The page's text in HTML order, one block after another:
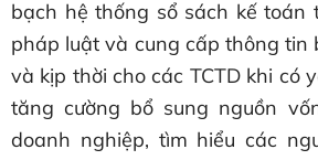
bạch hệ thống sổ sách kế toán
pháp luật và cung cấp thông tin
và kịp thời cho các TCTD khi có
tăng cường bổ sung nguồn
doanh nghiệp, tìm hiểu các